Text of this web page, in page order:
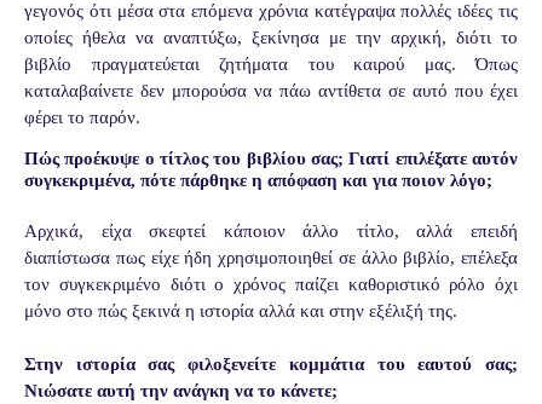
γεγονός ότι μέσα στα επόμενα χρόνια κατέγραψα πολλές ιδέες τις
οποίες ήθελα να αναπτύξω, ξεκίνησα με την αρχική, διότι το
βιβλίο πραγματεύεται ζητήματα του καιρού μας. Όπως
καταλαβαίνετε δεν μπορούσα να πάω αντίθετα σε αυτό που έχει
φέρει το παρόν.
Πώς προέκυψε ο τίτλος του βιβλίου σας; Γιατί επιλέξατε αυτόν
συγκεκριμένα, πότε πάρθηκε η απόφαση και για ποιον λόγο;
Αρχικά, είχα σκεφτεί κάποιον άλλο τίτλο, αλλά επειδή
διαπίστωσα πως είχε ήδη χρησιμοποιηθεί σε άλλο βιβλίο, επέλεξα
τον συγκεκριμένο διότι ο χρόνος παίζει καθοριστικό ρόλο όχι
μόνο στο πώς ξεκινά η ιστορία αλλά και στην εξέλιξή της.
Στην ιστορία σας φιλοξενείτε κομμάτια του εαυτού σας;
Νιώσατε αυτή την ανάγκη να το κάνετε;